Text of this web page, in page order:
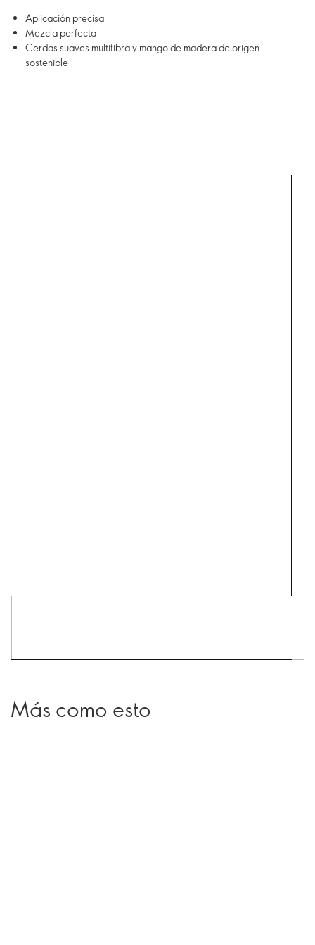
Aplicación precisa
Mezcla perfecta
Cerdas suaves multifibra y mango de madera de origen
sostenible
Más como esto